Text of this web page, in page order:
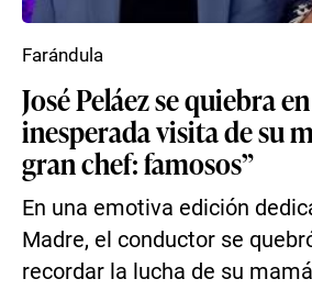
José Peláez se quiebra
inesperada visita de su
gran chef: famosos”
En una emotiva edición
Madre, el conductor se
recordar la lucha de su
Farándula